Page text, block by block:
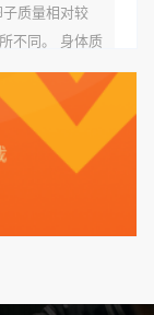
质量相对较
不同。 身体质
范围内，以确
康问题相关
者需要有规律
要进行详细的
与家族病史：
神病史和传染
医疗记录审查